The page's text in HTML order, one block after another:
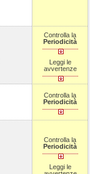
Controlla la
Periodicità
Leggi le
avvertenze
Controlla la
Periodicità
Controlla la
Periodicità
Leggi le